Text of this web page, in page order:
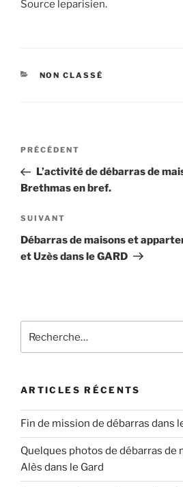
Source leparisien.
CATÉGORIES
NON CLASSÉ
Navigation
l’article
Article
précédent
PRÉCÉDENT
L’activité de débarras de
Brethmas en bref.
Article
suivant
SUIVANT
Débarras de maisons et
et Uzès dans le GARD
pour
ARTICLES RÉCENTS
Fin de mission de débarras dans
Quelques photos de débarras de
Alès dans le Gard